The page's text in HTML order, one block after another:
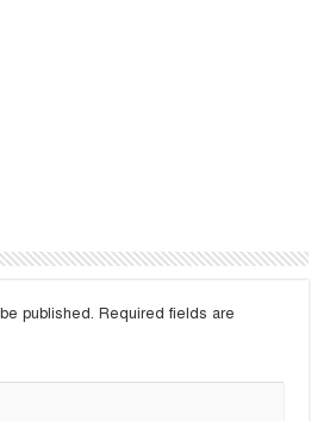
published. Required fields are